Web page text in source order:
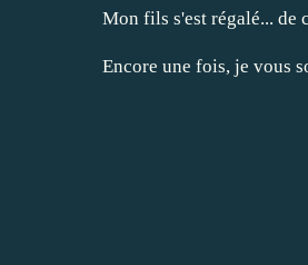
Mon fils s'est régalé... de
Encore une fois, je vous